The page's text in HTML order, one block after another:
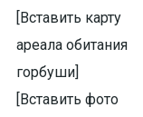
[Вставить карту
ареала обитания
горбуши]
[Вставить фото